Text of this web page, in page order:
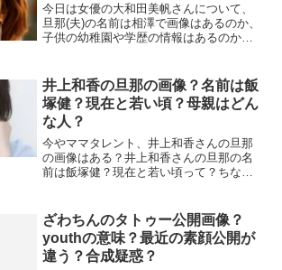
今日は女優の大和田美帆さんについて、
旦那(夫)の名前は相澤で画像はあるのか、
子供の幼稚園や学歴の情報はあるのかな
井上和香の旦那の画像？名前は飯
塚健？現在と若い頃？母親はどん
な人？
今やママタレント、井上和香さんの旦那
の画像はある？井上和香さんの旦那の名
前は飯塚健？現在と若い頃って？ちなみ
ざわちんのタトゥー公開画像？
youthの意味？最近の素顔公開が
違う？合成疑惑？